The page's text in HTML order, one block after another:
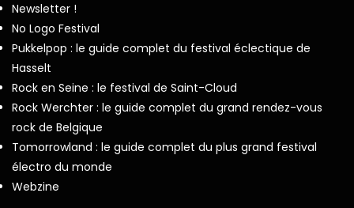
Newsletter !
No Logo Festival
Pukkelpop : le guide complet du festival éclectique de
Hasselt
Rock en Seine : le festival de Saint-Cloud
Rock Werchter : le guide complet du grand rendez-vous
rock de Belgique
Tomorrowland : le guide complet du plus grand festival
électro du monde
Webzine